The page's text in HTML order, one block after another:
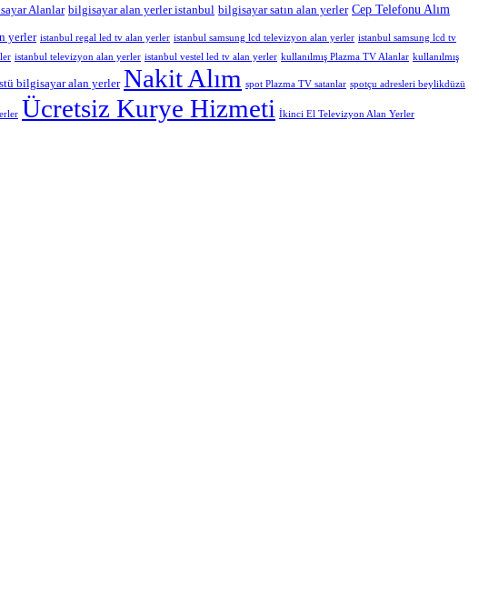
Alanlar bilgisayar alan yerler istanbul bilgisayar satın alan yerler Cep Telefonu Alım
yerler istanbul regal led tv alan yerler istanbul samsung lcd televizyon alan yerler istanbul samsung lcd tv
istanbul televizyon alan yerler istanbul vestel led tv alan yerler kullanılmış Plazma TV Alanlar kullanılmış
bilgisayar alan yerler Nakit Alım spot Plazma TV satanlar spotçu adresleri beylikdüzü
Ücretsiz Kurye Hizmeti İkinci El Televizyon Alan Yerler